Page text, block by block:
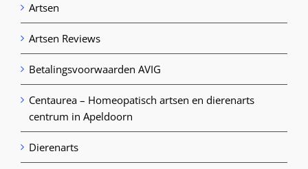
Artsen
Artsen Reviews
Betalingsvoorwaarden AVIG
Centaurea – Homeopatisch artsen en dierenarts
centrum in Apeldoorn
Dierenarts